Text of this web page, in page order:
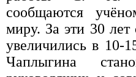
сообщаются
миру. За эти 30 лет
увеличились в 10-
Чаплыгина